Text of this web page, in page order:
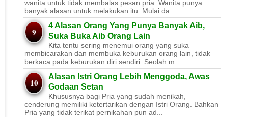
wanita untuk tidak membalas pesan pria. Wanita punya
banyak alasan untuk melakukan itu. Mulai da...
4 Alasan Orang Yang Punya Banyak Aib,
Suka Buka Aib Orang Lain
Kita tentu sering menemui orang yang suka
membicarakan dan membuka keburukan orang lain, tidak
berkaca pada keburukan diri sendiri. Seolah m...
Alasan Istri Orang Lebih Menggoda, Awas
Godaan Setan
Khususnya bagi Pria yang sudah menikah,
cenderung memiliki ketertarikan dengan Istri Orang. Bahkan
Pria yang tidak terikat pernikahan pun ad...